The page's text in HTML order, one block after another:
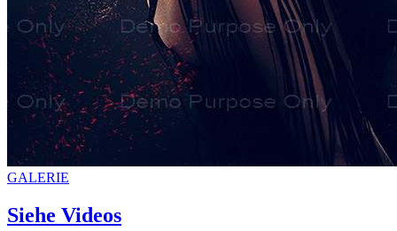
GALERIE
Siehe Videos